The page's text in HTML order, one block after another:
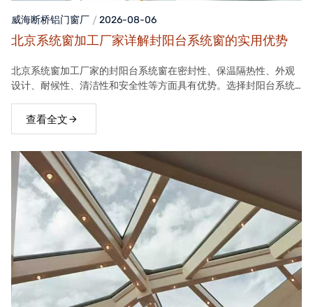
威海断桥铝门窗厂 2026-08-06
北京系统窗加工厂家详解封阳台系统窗的实用优势
北京系统窗加工厂家的封阳台系统窗在密封性、保温隔热性、外观
设计、耐候性、清洁性和安全性等方面具有优势。选择封阳台系统
体验。
查看全文